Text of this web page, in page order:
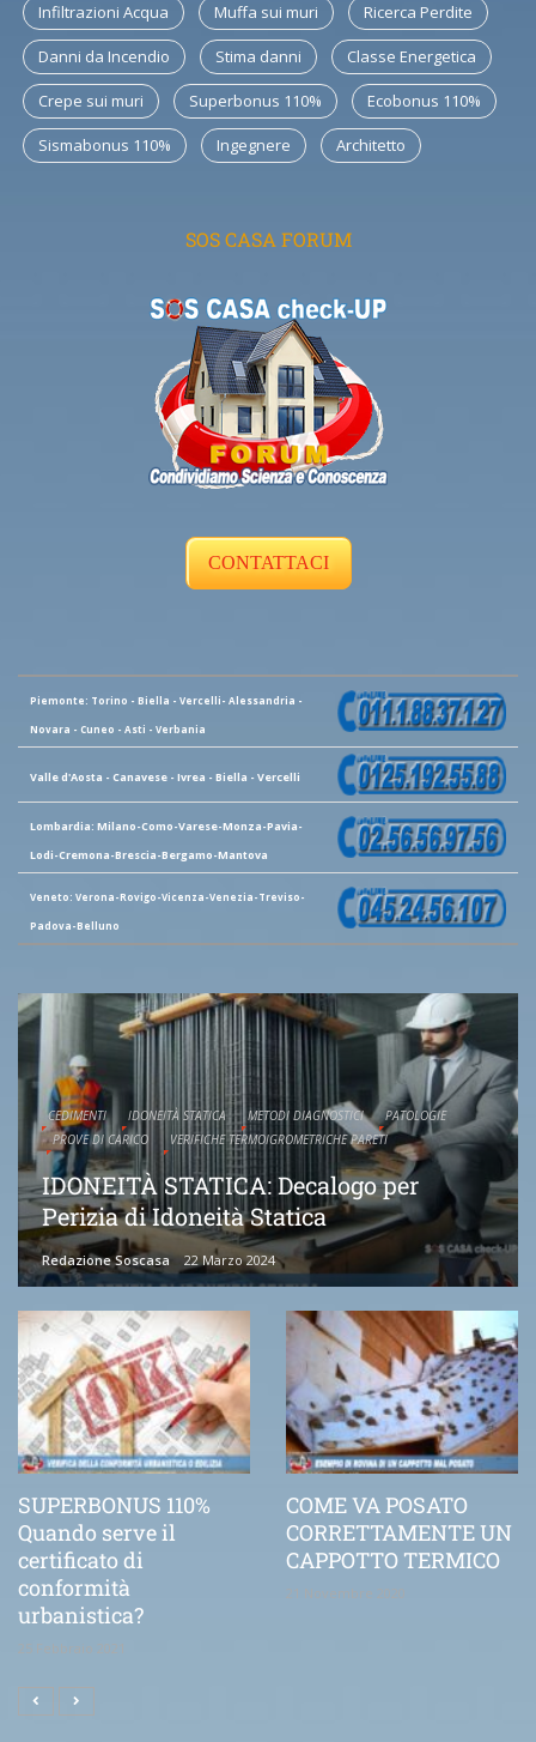
Infiltrazioni Acqua Muffa sui muri Ricerca Perdite
Danni da Incendio Stima danni Classe Energetica
Crepe sui muri Superbonus 110% Ecobonus 110%
Sismabonus 110% Ingegnere Architetto
SOS CASA FORUM
CONTATTACI
Piemonte: Torino - Biella - Vercelli- Alessandria -
Novara - Cuneo - Asti - Verbania
Valle d'Aosta - Canavese - Ivrea - Biella - Vercelli
Lombardia: Milano-Como-Varese-Monza-Pavia-
Lodi-Cremona-Brescia-Bergamo-Mantova
Veneto: Verona-Rovigo-Vicenza-Venezia-Treviso-
Padova-Belluno
CEDIMENTI IDONEITÀ STATICA METODI DIAGNOSTICI
PATOLOGIE
PROVE DI CARICO
VERIFICHE TERMOIGROMETRICHE PARETI
IDONEITÀ STATICA: Decalogo per
Perizia di Idoneità Statica
Redazione Soscasa 22 Marzo 2024
SUPERBONUS 110%
Quando serve il
certificato di
conformità
urbanistica?
25 Febbraio 2021
COME VA POSATO
CORRETTAMENTE UN
CAPPOTTO TERMICO
21 Novembre 2020